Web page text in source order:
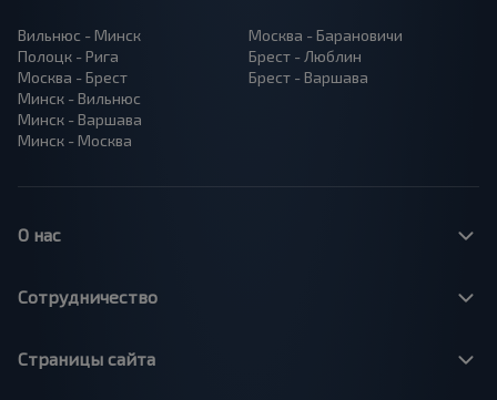
Вильнюс - Минск
Полоцк - Рига
Москва - Брест
Минск - Вильнюс
Минск - Варшава
Минск - Москва
Москва - Барановичи
Брест - Люблин
Брест - Варшава
О нас
Сотрудничество
Страницы сайта